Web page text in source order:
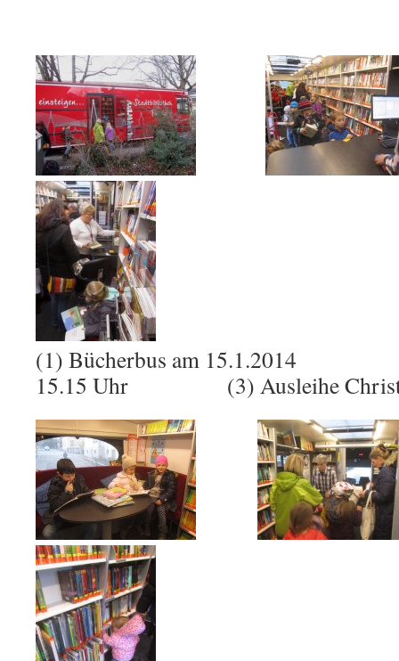
(1) Bücherbus am 15.1.2014
15.15 Uhr (3) Ausleihe